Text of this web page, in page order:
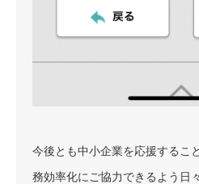
今後とも中小企業を応援するこ
務効率化にご協力できるよう日